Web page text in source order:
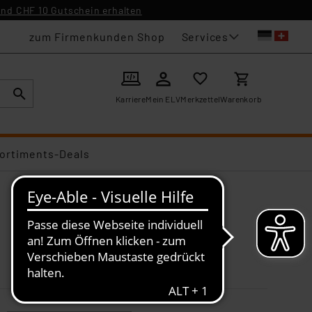
CHF 10 Gutschein erhalten
zum Firmenkunden Shop Services
KarriereMein ELVMerkzettelWarenkorb
Deals